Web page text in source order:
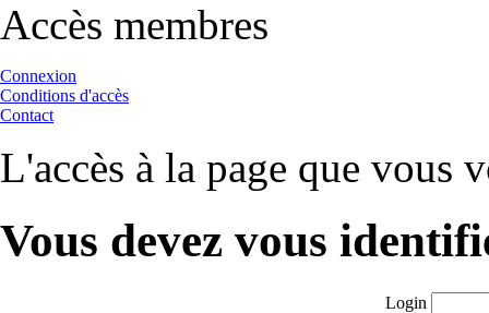
Accès membres
Connexion
Conditions d'accès
Contact
L'accès à la page que vous
Vous devez vous
Login